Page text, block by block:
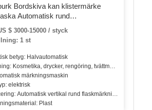
Bordskiva kan klistermärke
Automatisk rund
för runda flaskor
$ 3000-15000 / styck
1 st
betyg: Halvautomatisk
Kosmetika, drycker, rengöring, tvättmedel,
märkningsmaskin
elektrisk
Automatisk vertikal rund flaskmärkningsmaskin
Plast